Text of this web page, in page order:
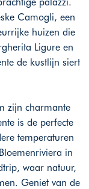
Camogli, een
huizen die
Ligure en
de kustlijn siert
zijn charmante
is de perfecte
temperaturen
in
waar natuur,
Geniet van de